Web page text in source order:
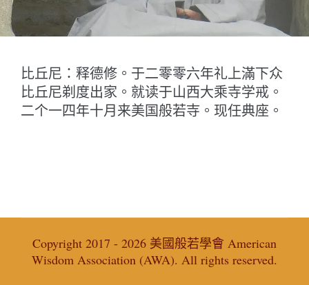
比丘尼：释德修。于二零零六年礼上滿下众
比丘尼剃度出家。就读于山西大乘寺学戒。
二个一四年十月来美国般若寺。现任典座。
Copyright 2017 - 2026 美國般若學會 American
Wisdom Association (AWA). All rights reserved.